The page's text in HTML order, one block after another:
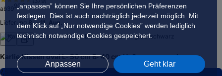
„anpassen” können Sie Ihre persönlichen Präferenzen
festlegen. Dies ist auch nachträglich jederzeit möglich. Mit
dem Klick auf „Nur notwendige Cookies” werden lediglich
technisch notwendige Cookies gespeichert.
Anpassen Geht klar
ab
90€
Lieferung 8. – 11. Aug.
Karlie Kissen oval L: 50 cm B: 40 cm H: 8 cm grau-schwarz
7,5